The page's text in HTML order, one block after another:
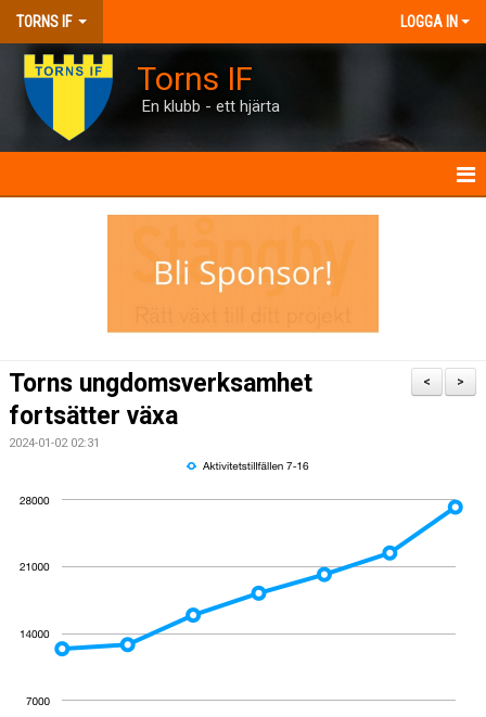
TORNS IF LOGGA IN
Torns IF
En klubb - ett hjärta
MATCHER
TORN I SAMHÄLLET
>
<
Torns ungdomsverksamhet
fortsätter växa
2024-01-02 02:31